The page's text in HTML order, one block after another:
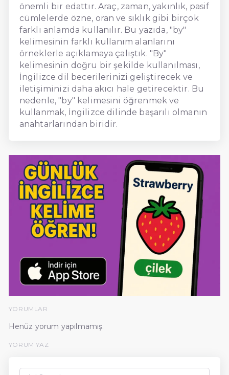
önemli bir edattır. Araç, zaman, yakınlık, pasif
cümlelerde özne, oran ve sıklık gibi birçok
farklı anlamda kullanılır. Bu yazıda, "by"
kelimesinin farklı kullanım alanlarını
örneklerle açıklamaya çalıştık. "By"
kelimesinin doğru bir şekilde kullanılması,
İngilizce dil becerilerinizi geliştirecek ve
iletişiminizi daha akıcı hale getirecektir. Bu
nedenle, "by" kelimesini öğrenmek ve
kullanmak, İngilizce dilinde başarılı olmanın
anahtarlarından biridir.
YORUMLAR
Henüz yorum yapılmamış.
YORUM YAZ